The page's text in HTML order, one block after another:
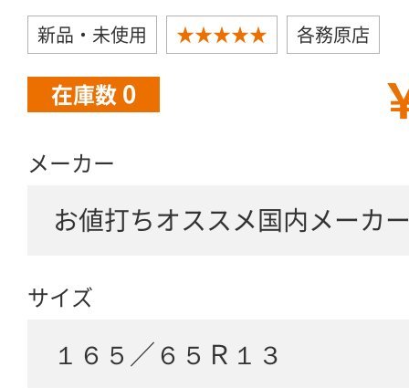
新品・未使用 ★★★★★ 各務原店
在庫数 0
メーカー
お値打ちオススメ国内メーカ
サイズ
１６５／６５Ｒ１３